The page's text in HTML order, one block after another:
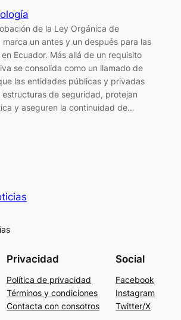
de la Ley Orgánica de
un antes y un después para las
Ecuador. Más allá de un requisito
se consolida como un llamado de
las entidades públicas y privadas
de seguridad, protejan
y aseguren la continuidad de…
Privacidad
Política de privacidad
Términos y condiciones
Contacta con consotros
Social
Facebook
Instagram
Twitter/X